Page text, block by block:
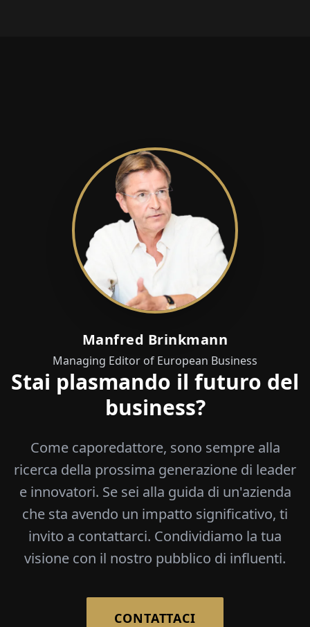
Manfred Brinkmann
Managing Editor of European Business
Stai plasmando il futuro del
business?
Come caporedattore, sono sempre alla
ricerca della prossima generazione di leader
e innovatori. Se sei alla guida di un'azienda
che sta avendo un impatto significativo, ti
invito a contattarci. Condividiamo la tua
visione con il nostro pubblico di influenti.
CONTATTACI